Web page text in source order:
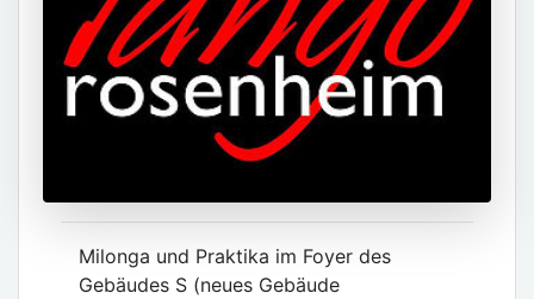
Milonga und Praktika im Foyer des
Gebäudes S (neues Gebäude